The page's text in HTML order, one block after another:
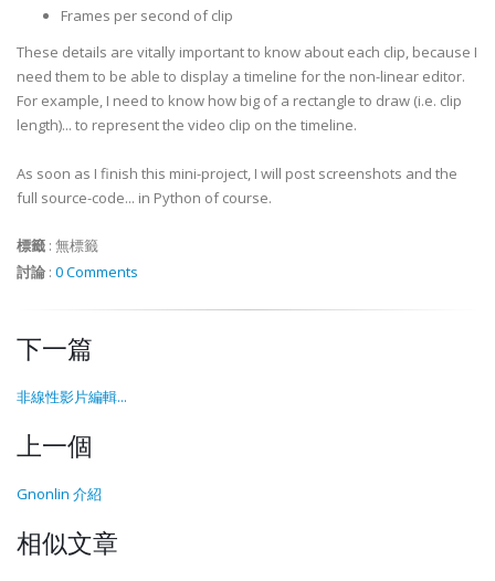
Frames per second of clip
These details are vitally important to know about each clip, because I
need them to be able to display a timeline for the non-linear editor.
For example, I need to know how big of a rectangle to draw (i.e. clip
length)... to represent the video clip on the timeline.
As soon as I finish this mini-project, I will post screenshots and the
full source-code... in Python of course.
標籤 : 無標籤
討論 : 0 Comments
下一篇
非線性影片編輯...
上一個
Gnonlin 介紹
相似文章